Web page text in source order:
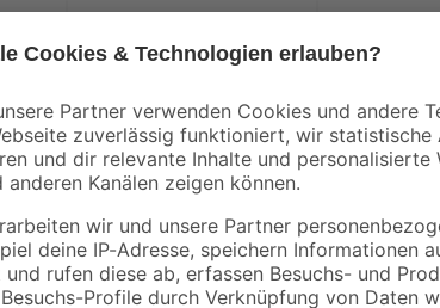
0,10 € / Liter
15,99 € / Pack